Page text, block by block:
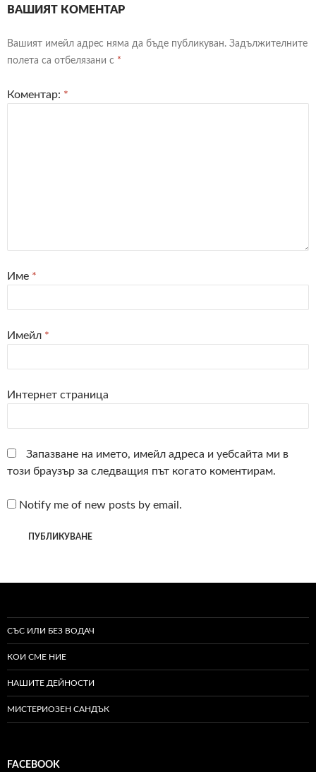
ВАШИЯТ КОМЕНТАР
Вашият имейл адрес няма да бъде публикуван. Задължителните
полета са отбелязани с *
Коментар: *
Име *
Имейл *
Интернет страница
Запазване на името, имейл адреса и уебсайта ми в
този браузър за следващия път когато коментирам.
Notify me of new posts by email.
СЪС ИЛИ БЕЗ ВОДАЧ
КОИ СМЕ НИЕ
НАШИТЕ ДЕЙНОСТИ
МИСТЕРИОЗЕН САНДЪК
FACEBOOK